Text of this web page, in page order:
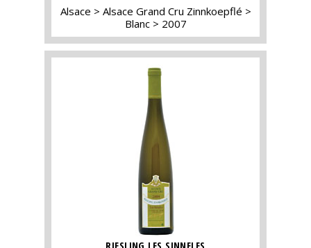
Alsace
Alsace Grand Cru Zinnkoepflé
Blanc
2007